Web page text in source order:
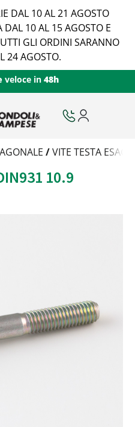
DAL 10 AL 21 AGOSTO
DAL 10 AL 15 AGOSTO E
GLI ORDINI SARANNO
24 AGOSTO.
veloce in 48h
/VITE TESTA
10.9